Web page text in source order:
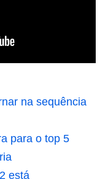
na sequência
para o top 5
está